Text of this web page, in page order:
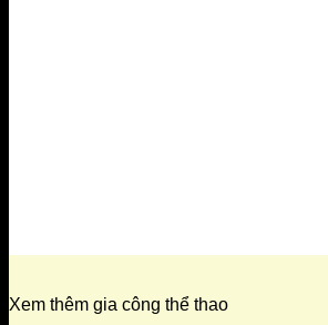
Xem thêm gia công thể thao